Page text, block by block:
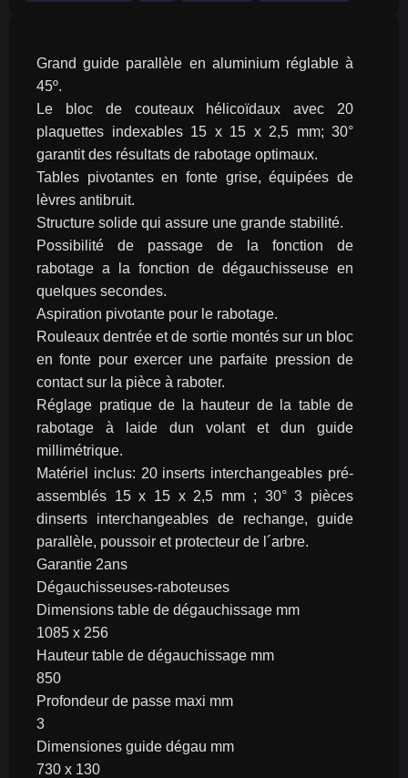
Grand guide parallèle en aluminium réglable à
45º.
Le bloc de couteaux hélicoïdaux avec 20
plaquettes indexables 15 x 15 x 2,5 mm; 30°
garantit des résultats de rabotage optimaux.
Tables pivotantes en fonte grise, équipées de
lèvres antibruit.
Structure solide qui assure une grande stabilité.
Possibilité de passage de la fonction de
rabotage a la fonction de dégauchisseuse en
quelques secondes.
Aspiration pivotante pour le rabotage.
Rouleaux dentrée et de sortie montés sur un bloc
en fonte pour exercer une parfaite pression de
contact sur la pièce à raboter.
Réglage pratique de la hauteur de la table de
rabotage à laide dun volant et dun guide
millimétrique.
Matériel inclus: 20 inserts interchangeables pré-
assemblés 15 x 15 x 2,5 mm ; 30° 3 pièces
dinserts interchangeables de rechange, guide
parallèle, poussoir et protecteur de l´arbre.
Garantie 2ans
Dégauchisseuses-raboteuses
Dimensions table de dégauchissage mm
1085 x 256
Hauteur table de dégauchissage mm
850
Profondeur de passe maxi mm
3
Dimensiones guide dégau mm
730 x 130